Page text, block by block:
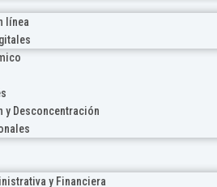
línea
y Desconcentración
y Financiera